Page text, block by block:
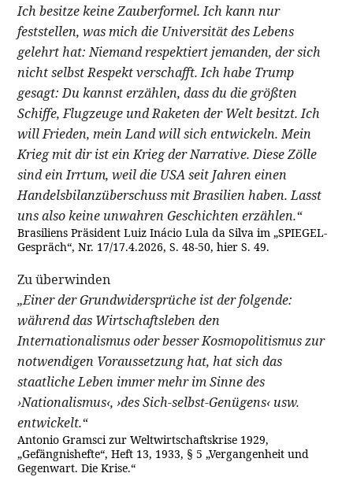
Ich besitze keine Zauberformel. Ich kann nur
feststellen, was mich die Universität des Lebens
gelehrt hat: Niemand respektiert jemanden, der sich
nicht selbst Respekt verschafft. Ich habe Trump
gesagt: Du kannst erzählen, dass du die größten
Schiffe, Flugzeuge und Raketen der Welt besitzt. Ich
will Frieden, mein Land will sich entwickeln. Mein
Krieg mit dir ist ein Krieg der Narrative. Diese Zölle
sind ein Irrtum, weil die USA seit Jahren einen
Handelsbilanzüberschuss mit Brasilien haben. Lasst
uns also keine unwahren Geschichten erzählen.“
Brasiliens Präsident Luiz Inácio Lula da Silva im „SPIEGEL-
Gespräch“, Nr. 17/17.4.2026, S. 48-50, hier S. 49.
Zu überwinden
„Einer der Grundwidersprüche ist der folgende:
während das Wirtschaftsleben den
Internationalismus oder besser Kosmopolitismus zur
notwendigen Voraussetzung hat, hat sich das
staatliche Leben immer mehr im Sinne des
›Nationalismus‹, ›des Sich-selbst-Genügens‹ usw.
entwickelt.“
Antonio Gramsci zur Weltwirtschaftskrise 1929,
„Gefängnishefte“, Heft 13, 1933, § 5 „Vergangenheit und
Gegenwart. Die Krise.“